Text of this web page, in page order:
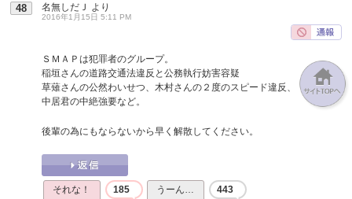
48 名無しだＪ より
2016年1月15日 5:11 PM
ＳＭＡＰは犯罪者のグループ。
稲垣さんの道路交通法違反と公務執行妨害容疑
草薙さんの公然わいせつ、木村さんの２度のスピード違反、
中居君の中絶強要など。
後輩の為にもならないから早く解散してください。
それな！ 185 うーん… 443